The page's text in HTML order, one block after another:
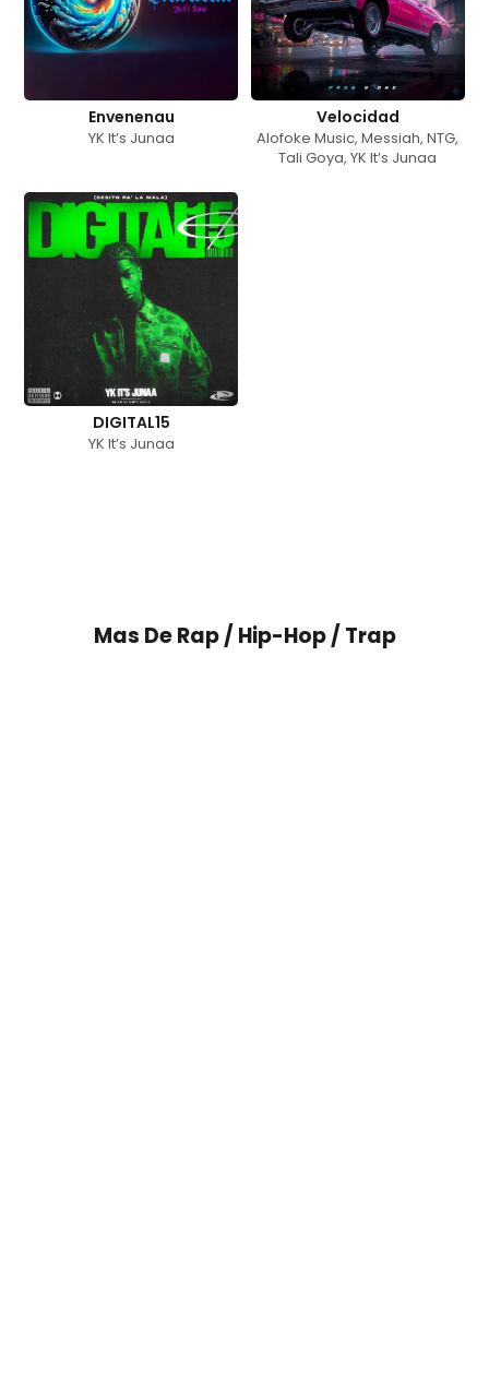
Envenenau
YK It’s Junaa
Velocidad
Alofoke Music,Messiah,NTG,
Tali Goya,YK It’s Junaa
DIGITAL15
YK It’s Junaa
Mas DeRap / Hip-Hop / Trap